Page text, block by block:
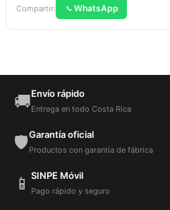
Compartir: WhatsApp
🚚Envío rápido
Entrega en todo Costa Rica
🛡️Garantía oficial
Productos con garantía de fábrica
📱 SINPE Móvil
Pago rápido y seguro